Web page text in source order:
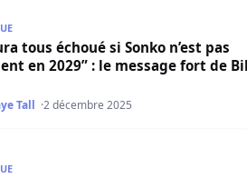
tous échoué si Sonko n’est pas
tous échoué si Sonko n’est pas
en 2029” : le message fort de
Tall 2 décembre 2025
: Fadilou Keita relaie un message